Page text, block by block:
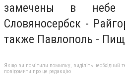
замечены в небе
Словяносербск -
также Павлополь -
Якщо ви помітили помилку, виділіть необхідний
повідомити про це редакцію